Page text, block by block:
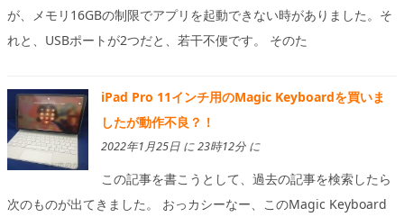
が、メモリ16GBの制限でアプリを起動できない時がありました。そ
れと、USBポートが2つだと、若干不便です。 そのた
iPad Pro 11インチ用のMagic Keyboardを買いま
したが動作不良？！
2022年1月25日 に 23時12分 に
この記事を書こうとして、過去の記事を検索したら
次のものが出てきました。 おっカシーなー、このMagic Keyboard